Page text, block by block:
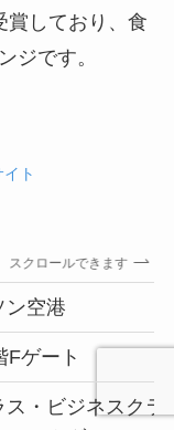
賞しており、食
ジです。
ト
スクロールできます
ン空港
Fゲート
ス・ビジネスク